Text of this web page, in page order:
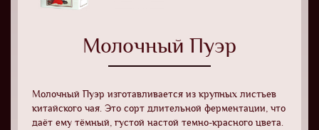
Молочный Пуэр
Молочный Пуэр изготавливается из крупных листьев
китайского чая. Это сорт длительной ферментации, что
даёт ему тёмный, густой настой темно-красного цвета.